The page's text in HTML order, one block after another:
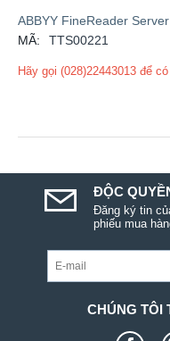
ABBYY FineReader Server
MÃ:
TTS00221
Hãy gọi (028)22443013 để
ĐỘC
Đăng ký tin
phiếu mua
CHÚNG TÔI